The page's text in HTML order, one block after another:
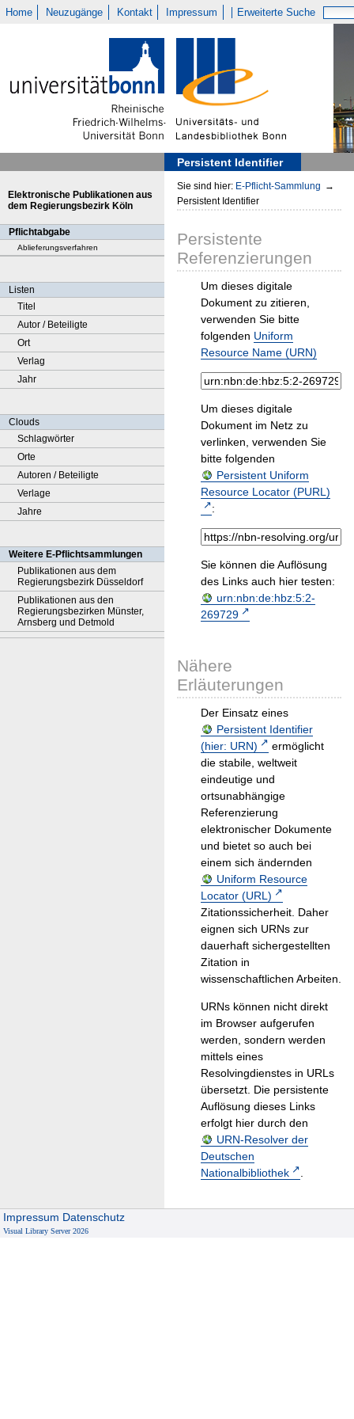
Home Neuzugänge Kontakt Impressum Erweiterte Suche
Persistent Identifier
Elektronische Publikationen aus
dem Regierungsbezirk Köln
Pflichtabgabe
Ablieferungsverfahren
Listen
Titel
Autor / Beteiligte
Ort
Verlag
Jahr
Clouds
Schlagwörter
Orte
Autoren / Beteiligte
Verlage
Jahre
Weitere E-Pflichtsammlungen
Publikationen aus dem
Regierungsbezirk Düsseldorf
Publikationen aus den
Regierungsbezirken Münster,
Arnsberg und Detmold
Sie sind hier: E-Pflicht-Sammlung →
Persistent Identifier
Persistente
Referenzierungen
Um dieses digitale
Dokument zu zitieren,
verwenden Sie bitte
folgenden Uniform
Resource Name (URN)
Um dieses digitale
Dokument im Netz zu
verlinken, verwenden Sie
bitte folgenden
Persistent Uniform
Resource Locator (PURL)
:
Sie können die Auflösung
des Links auch hier testen:
urn:nbn:de:hbz:5:2-
269729
Nähere
Erläuterungen
Der Einsatz eines
Persistent Identifier
(hier: URN)
ermöglicht
die stabile, weltweit
eindeutige und
ortsunabhängige
Referenzierung
elektronischer Dokumente
und bietet so auch bei
einem sich ändernden
Uniform Resource
Locator (URL)
Zitationssicherheit. Daher
eignen sich URNs zur
dauerhaft sichergestellten
Zitation in
wissenschaftlichen Arbeiten.
URNs können nicht direkt
im Browser aufgerufen
werden, sondern werden
mittels eines
Resolvingdienstes in URLs
übersetzt. Die persistente
Auflösung dieses Links
erfolgt hier durch den
URN-Resolver der
Deutschen
Nationalbibliothek
.
Impressum Datenschutz
Visual Library Server 2026